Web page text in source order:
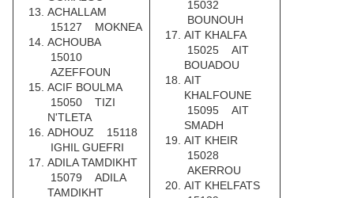
ACHALLAM
15127 MOKNEA
ACHOUBA
15010
AZEFFOUN
ACIF BOULMA
15050 TIZI
N'TLETA
ADHOUZ 15118
IGHIL GUEFRI
ADILA TAMDIKHT
15079 ADILA
TAMDIKHT
15032
BOUNOUH
AIT KHALFA
15025 AIT
BOUADOU
AIT
KHALFOUNE
15095 AIT
SMADH
AIT KHEIR
15028
AKERROU
AIT KHELFATS